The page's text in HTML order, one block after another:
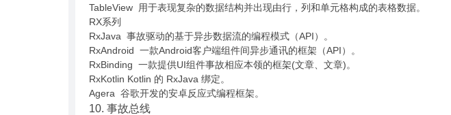
TableView 用于表现复杂的数据结构并出现由行，列和单元格构成的表格数据。
RX系列
RxJava 事故驱动的基于异步数据流的编程模式（API）。
RxAndroid 一款Android客户端组件间异步通讯的框架（API）。
RxBinding 一款提供UI组件事故相应本领的框架(文章、文章)。
RxKotlin Kotlin 的 RxJava 绑定。
Agera 谷歌开发的安卓反应式编程框架。
10. 事故总线